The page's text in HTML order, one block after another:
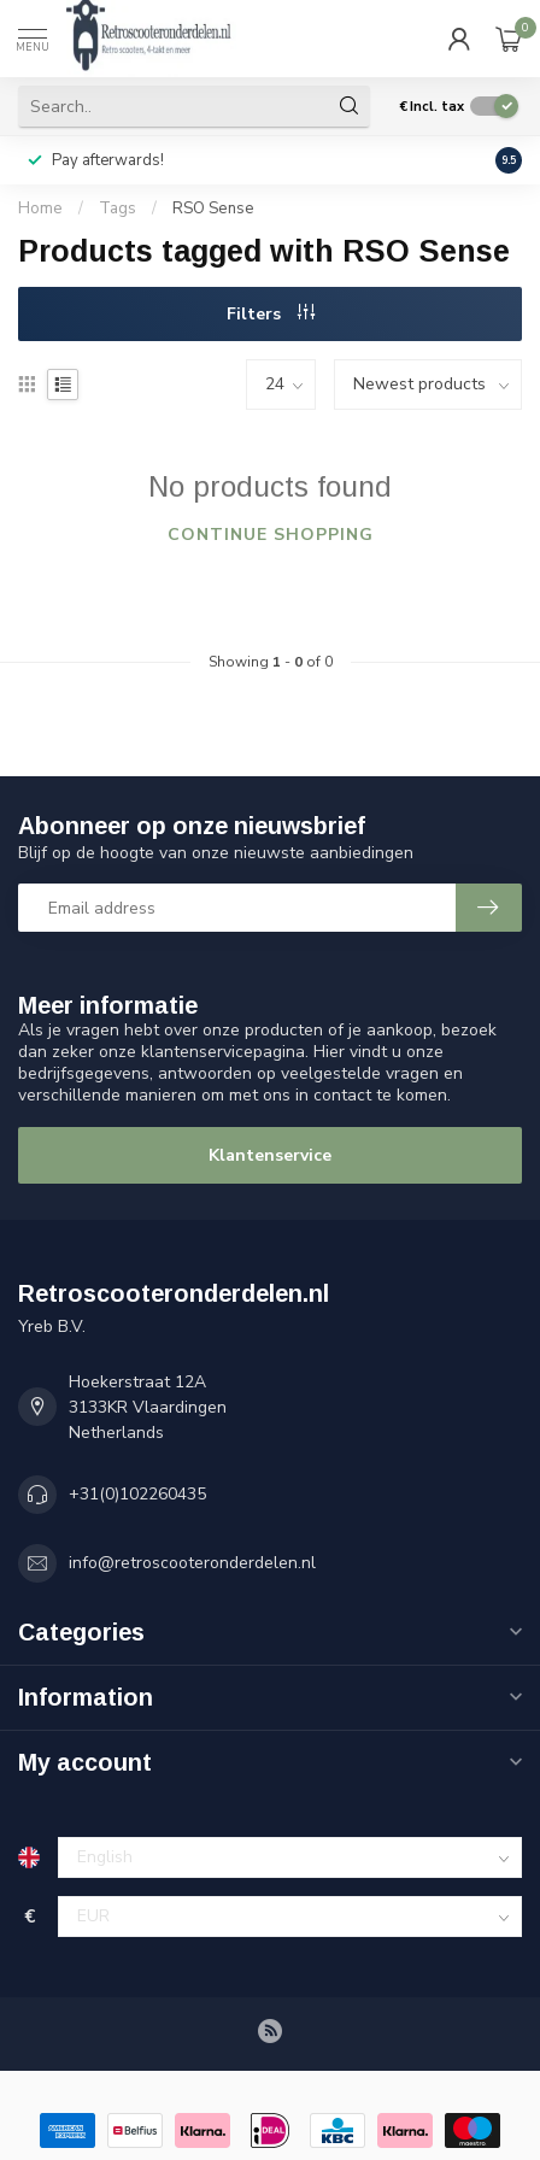
MENU
0
€Incl. tax
Pay afterwards! Geen
9.5
Home / Tags / RSO Sense
Products tagged with RSO Sense
Filters
No products found
CONTINUE SHOPPING
Showing 1 - 0of 0
Meer informatie
Als je vragen hebt over onze producten of je aankoop, bezoek
dan zeker onze klantenservicepagina. Hier vindt u onze
bedrijfsgegevens, antwoorden op veelgestelde vragen en
verschillende manieren om met ons in contact te komen.
Klantenservice
Abonneer op onze nieuwsbrief
Blijf op de hoogte van onze nieuwste aanbiedingen
Retroscooteronderdelen.nl
Yreb B.V.
Hoekerstraat 12A
3133KR Vlaardingen
Netherlands
+31(0)102260435
info@retroscooteronderdelen.nl
Categories
Information
My account
€